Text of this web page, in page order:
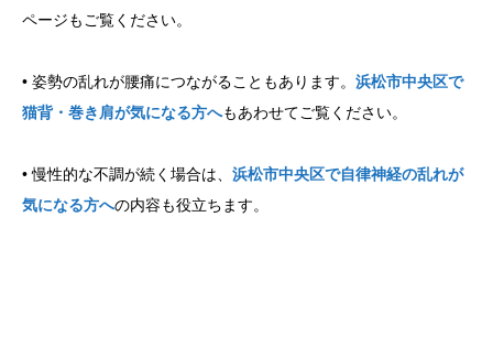
ページもご覧ください。
• 姿勢の乱れが腰痛につながることもあります。 浜松市中央区で
猫背・巻き肩が気になる方へもあわせてご覧ください。
• 慢性的な不調が続く場合は、 浜松市中央区で自律神経の乱れが
気になる方への内容も役立ちます。